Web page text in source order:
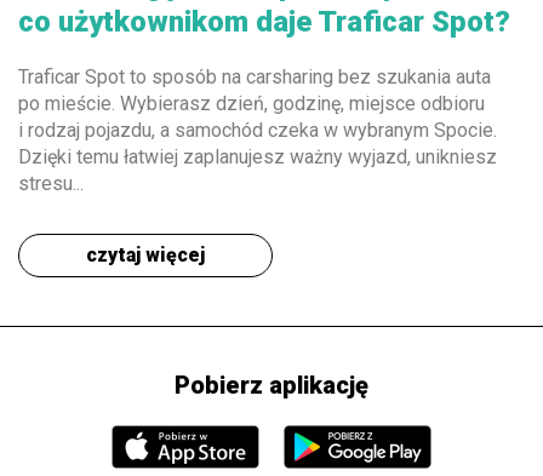
co użytkownikom daje Traficar Spot?
Traficar Spot to sposób na carsharing bez szukania auta
po mieście. Wybierasz dzień, godzinę, miejsce odbioru
i rodzaj pojazdu, a samochód czeka w wybranym Spocie.
Dzięki temu łatwiej zaplanujesz ważny wyjazd, unikniesz
stresu...
czytaj więcej
Pobierz aplikację